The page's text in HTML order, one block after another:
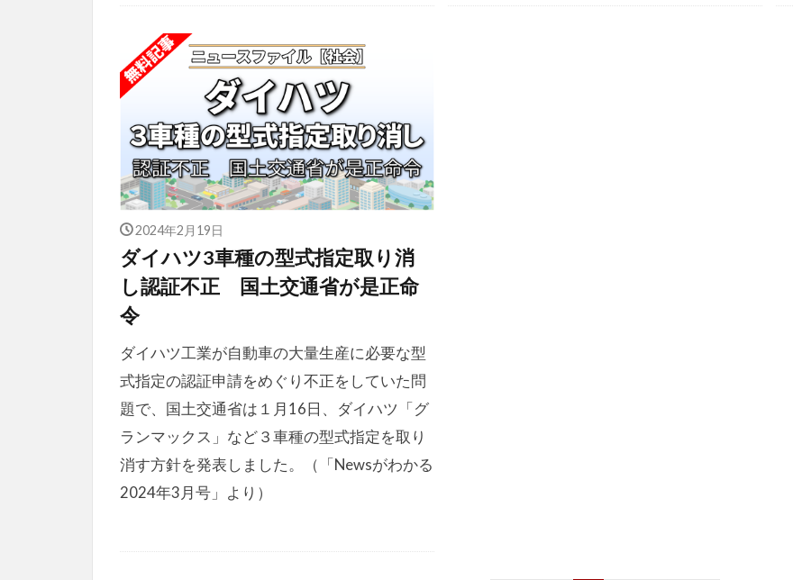
2024年2月19日
ダイハツ3車種の型式指定取り消
し認証不正 国土交通省が是正命
令
ダイハツ工業が自動車の大量生産に必要な型
式指定の認証申請をめぐり不正をしていた問
題で、国土交通省は１月16日、ダイハツ「グ
ランマックス」など３車種の型式指定を取り
消す方針を発表しました。（「Newsがわかる
2024年3月号」より）